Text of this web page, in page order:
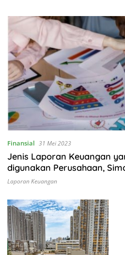
Finansial 31 Mei 2023
Jenis Laporan Keuangan
digunakan Perusahaan,
Laporan Keuangan